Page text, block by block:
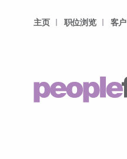
主页 职位浏览 客户